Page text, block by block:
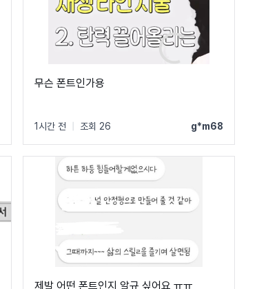
무슨 폰트인가용
1시간 전 조회 26 g*m68
제발 어떤 폰트인지 알규 싶어요 ㅠㅠ